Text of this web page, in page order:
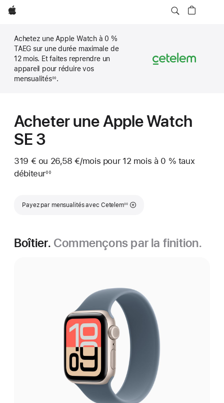
Apple
Achetez une Apple Watch à 0 %
TAEG sur une durée maximale de
12 mois. Et faites reprendre un
appareil pour réduire vos
mensualités◊◊.
Acheter une Apple Watch
SE 3
319 € ou 26,58 €/mois par mois
pour 12 mois à 0 % taux
débiteur◊◊
Payez par mensualités avec Cetelem
Note de bas de page
◊◊
Boîtier. Commençons par la finition.